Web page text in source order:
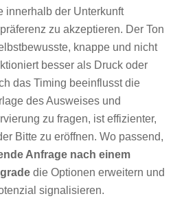
innerhalb der Unterkunft
zu akzeptieren. Der Ton
knappe und nicht
besser als Druck oder
das Timing beeinflusst die
des Ausweises und
zu fragen, ist effizienter,
Bitte zu eröffnen. Wo passend,
Anfrage nach einem
die Optionen erweitern und
signalisieren.